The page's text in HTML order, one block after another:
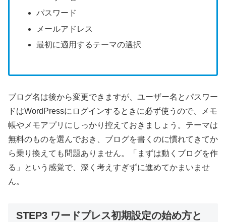
パスワード
メールアドレス
最初に適用するテーマの選択
ブログ名は後から変更できますが、ユーザー名とパスワー
ドはWordPressにログインするときに必ず使うので、メモ
帳やメモアプリにしっかり控えておきましょう。テーマは
無料のものを選んでおき、ブログを書くのに慣れてきてか
ら乗り換えても問題ありません。「まずは動くブログを作
る」という感覚で、深く考えすぎずに進めてかまいませ
ん。
STEP3 ワードプレス初期設定の始め方と